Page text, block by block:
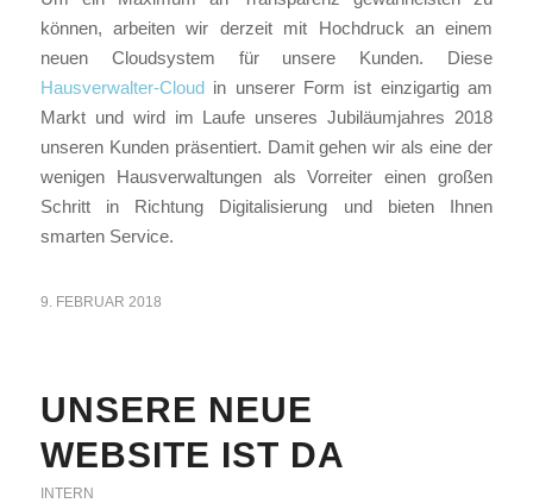
können, arbeiten wir derzeit mit Hochdruck an einem
neuen Cloudsystem für unsere Kunden. Diese
Hausverwalter-Cloudin unserer Form ist einzigartig am
Markt und wird im Laufe unseres Jubiläumjahres 2018
unseren Kunden präsentiert. Damit gehen wir als eine der
wenigen Hausverwaltungen als Vorreiter einen großen
Schritt in Richtung Digitalisierung und bieten Ihnen
smarten Service.
9. FEBRUAR 2018
UNSERE NEUE
WEBSITE IST DA
INTERN